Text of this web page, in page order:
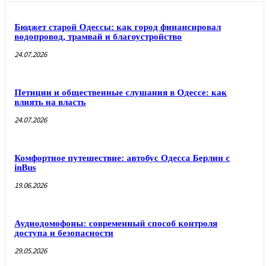
Бюджет старой Одессы: как город финансировал
водопровод, трамвай и благоустройство
24.07.2026
Петиции и общественные слушания в Одессе: как
влиять на власть
24.07.2026
Комфортное путешествие: автобус Одесса Берлин с
inBus
19.06.2026
Аудиодомофоны: современный способ контроля
доступа и безопасности
29.05.2026